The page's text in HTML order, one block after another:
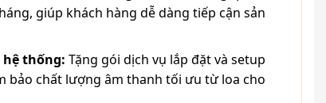
giúp khách hàng dễ dàng tiếp cận sản
hệ thống: Tặng gói dịch vụ lắp đặt và setup
bảo chất lượng âm thanh tối ưu từ loa cho